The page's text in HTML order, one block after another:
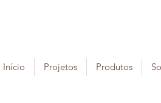
Início Projetos Produtos